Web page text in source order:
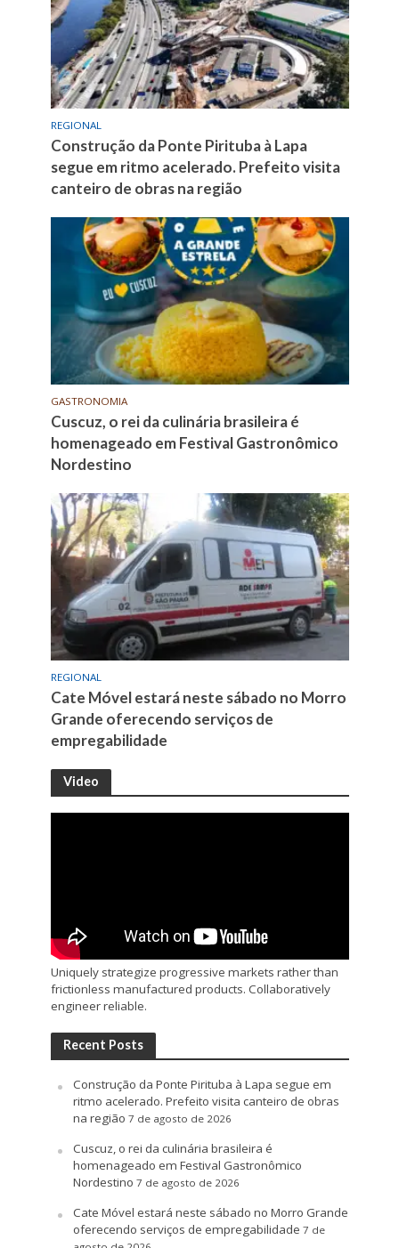
REGIONAL
Construção da Ponte Pirituba à Lapa
segue em ritmo acelerado. Prefeito visita
canteiro de obras na região
GASTRONOMIA
Cuscuz, o rei da culinária brasileira é
homenageado em Festival Gastronômico
Nordestino
REGIONAL
Cate Móvel estará neste sábado no Morro
Grande oferecendo serviços de
empregabilidade
Video
Uniquely strategize progressive markets rather than
frictionless manufactured products. Collaboratively
engineer reliable.
Recent Posts
Construção da Ponte Pirituba à Lapa segue em
ritmo acelerado. Prefeito visita canteiro de obras
na região 7 de agosto de 2026
Cuscuz, o rei da culinária brasileira é
homenageado em Festival Gastronômico
Nordestino 7 de agosto de 2026
Cate Móvel estará neste sábado no Morro Grande
oferecendo serviços de empregabilidade 7 de